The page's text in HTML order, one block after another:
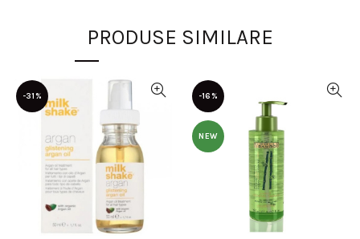
PRODUSE SIMILARE
-31% -16%
NEW